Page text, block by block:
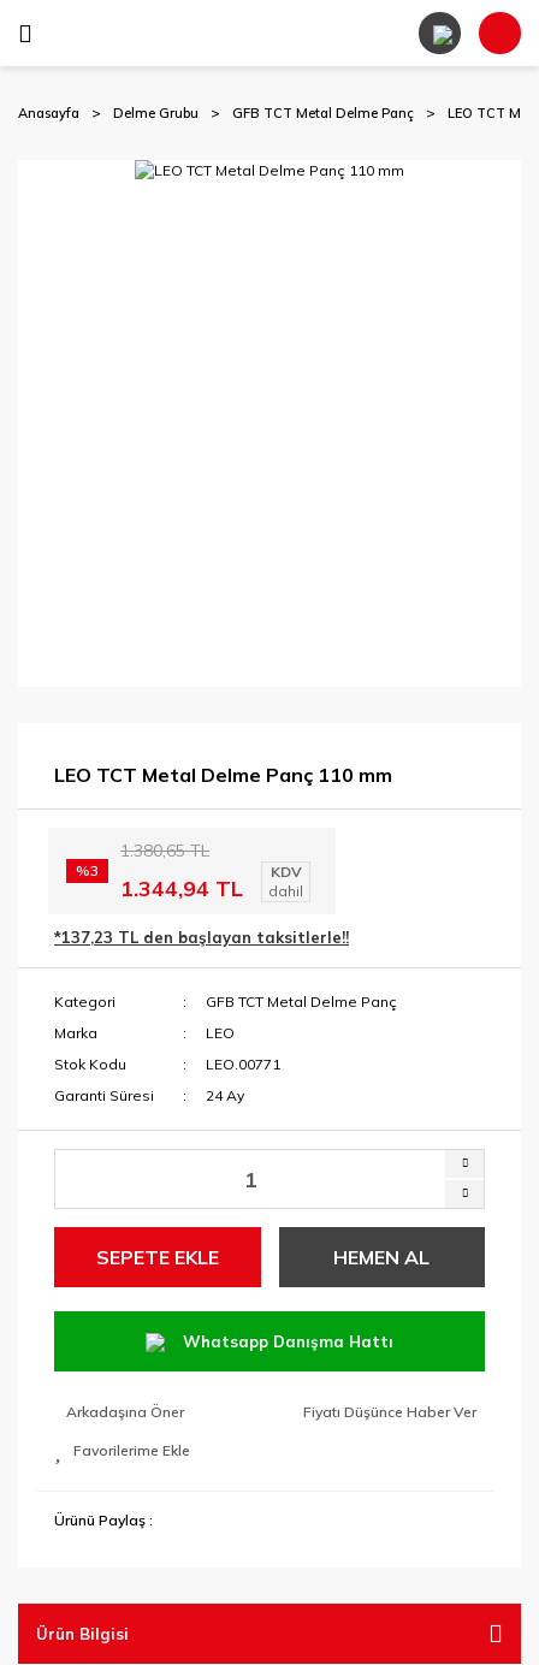
Anasayfa Delme Grubu GFB TCT Metal Delme Panç LEO TCT
LEO TCT Metal Delme Panç 110 mm
%3
1.380,65 TL
1.344,94 TL
KDV
dahil
*137,23 TL den başlayan taksitlerle!!
Kategori
GFB TCT Metal Delme Panç
Marka
LEO
Stok Kodu
LEO.00771
Garanti Süresi
24 Ay
SEPETE EKLE HEMEN AL
Whatsapp Danışma Hattı
Arkadaşına Öner Fiyatı Düşünce Haber Ver
Ürünü Paylaş :
Ürün Bilgisi